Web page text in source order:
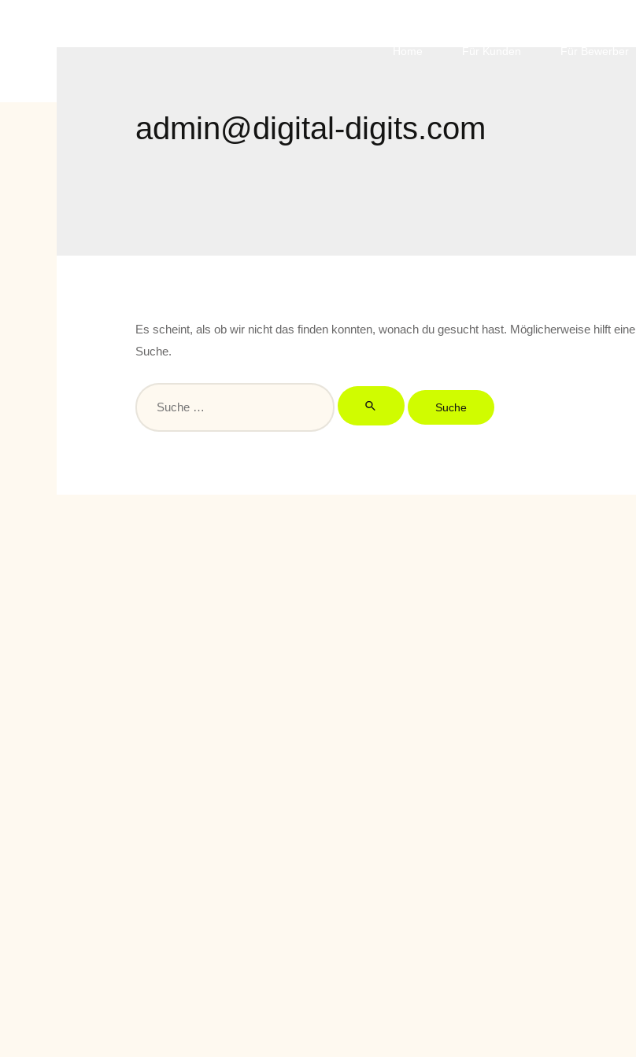
admin@digital-digits.com
Es scheint, als ob wir nicht das finden konnten, wonach du gesucht hast. Möglicherweise hilft eine
Suche.